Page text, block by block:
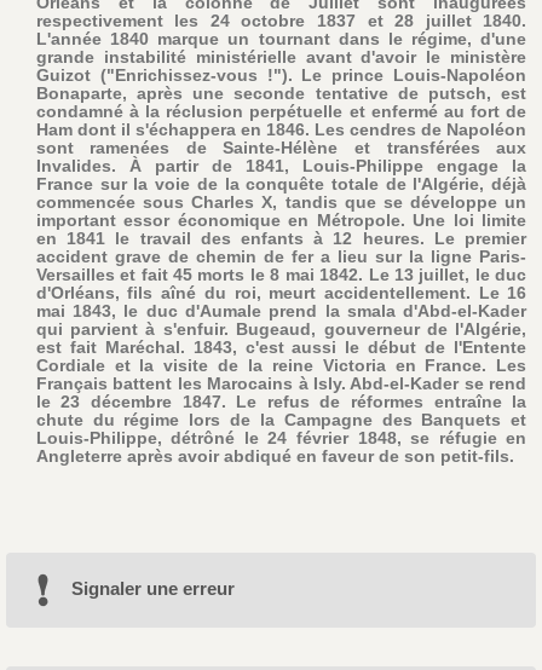
respectivement les 24 octobre 1837 et 28 juillet 1840.
L'année 1840 marque un tournant dans le régime, d'une
grande instabilité ministérielle avant d'avoir le ministère
Guizot ("Enrichissez-vous !"). Le prince Louis-Napoléon
Bonaparte, après une seconde tentative de putsch, est
condamné à la réclusion perpétuelle et enfermé au fort de
Ham dont il s'échappera en 1846. Les cendres de Napoléon
sont ramenées de Sainte-Hélène et transférées aux
Invalides. À partir de 1841, Louis-Philippe engage la
France sur la voie de la conquête totale de l'Algérie, déjà
commencée sous Charles X, tandis que se développe un
important essor économique en Métropole. Une loi limite
en 1841 le travail des enfants à 12 heures. Le premier
accident grave de chemin de fer a lieu sur la ligne Paris-
Versailles et fait 45 morts le 8 mai 1842. Le 13 juillet, le duc
d'Orléans, fils aîné du roi, meurt accidentellement. Le 16
mai 1843, le duc d'Aumale prend la smala d'Abd-el-Kader
qui parvient à s'enfuir. Bugeaud, gouverneur de l'Algérie,
est fait Maréchal. 1843, c'est aussi le début de l'Entente
Cordiale et la visite de la reine Victoria en France. Les
Français battent les Marocains à Isly. Abd-el-Kader se rend
le 23 décembre 1847. Le refus de réformes entraîne la
chute du régime lors de la Campagne des Banquets et
Louis-Philippe, détrôné le 24 février 1848, se réfugie en
Angleterre après avoir abdiqué en faveur de son petit-fils.
Signaler une erreur